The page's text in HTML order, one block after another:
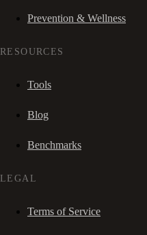
Prevention & Wellness
RESOURCES
Tools
Blog
Benchmarks
LEGAL
Terms of Service